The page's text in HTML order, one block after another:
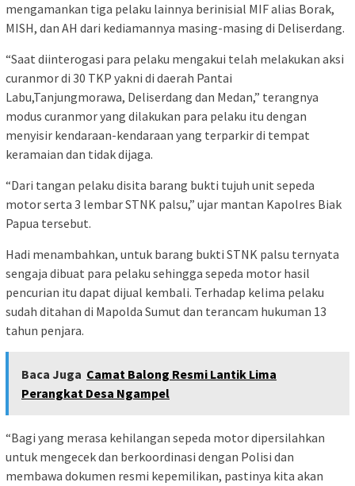
mengamankan tiga pelaku lainnya berinisial MIF alias Borak,
MISH, dan AH dari kediamannya masing-masing di Deliserdang.
“Saat diinterogasi para pelaku mengakui telah melakukan aksi
curanmor di 30 TKP yakni di daerah Pantai
Labu,Tanjungmorawa, Deliserdang dan Medan,” terangnya
modus curanmor yang dilakukan para pelaku itu dengan
menyisir kendaraan-kendaraan yang terparkir di tempat
keramaian dan tidak dijaga.
“Dari tangan pelaku disita barang bukti tujuh unit sepeda
motor serta 3 lembar STNK palsu,” ujar mantan Kapolres Biak
Papua tersebut.
Hadi menambahkan, untuk barang bukti STNK palsu ternyata
sengaja dibuat para pelaku sehingga sepeda motor hasil
pencurian itu dapat dijual kembali. Terhadap kelima pelaku
sudah ditahan di Mapolda Sumut dan terancam hukuman 13
tahun penjara.
Baca Juga Camat Balong Resmi Lantik Lima
Perangkat Desa Ngampel
“Bagi yang merasa kehilangan sepeda motor dipersilahkan
untuk mengecek dan berkoordinasi dengan Polisi dan
membawa dokumen resmi kepemilikan, pastinya kita akan